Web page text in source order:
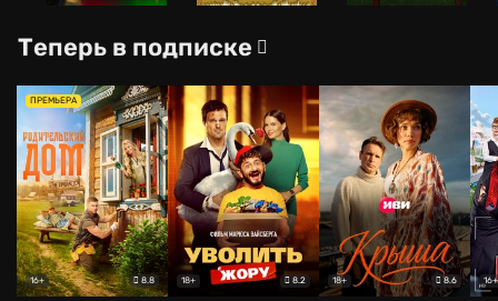
Теперь в подписке
16+ 8.8
ПРЕМЬЕРА
18+ 8.2 18+ 8.6 16+